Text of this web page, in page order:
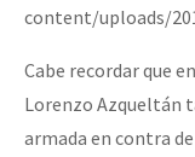
Medios Libres
COVID-19
Eventos
content/uploads/
Cabe recordar que
Lorenzo Azqueltán
armada en contra